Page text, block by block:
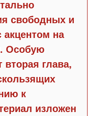
свободных и
акцентом на
Особую
вторая глава,
к
изложен